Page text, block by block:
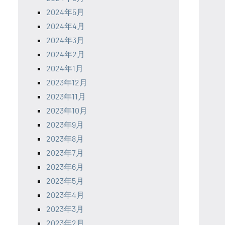
2024年5月
2024年4月
2024年3月
2024年2月
2024年1月
2023年12月
2023年11月
2023年10月
2023年9月
2023年8月
2023年7月
2023年6月
2023年5月
2023年4月
2023年3月
2023年2月